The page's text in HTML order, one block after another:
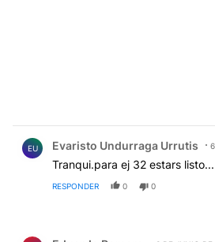
EU Evaristo Undurraga Urrutis
Tranqui.para ej 32 estars
RESPONDER 0 0